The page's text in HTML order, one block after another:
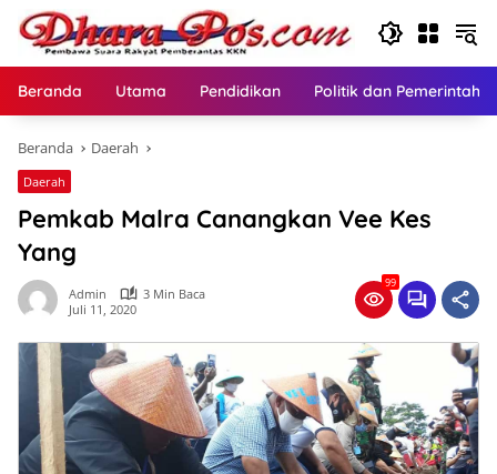
Langsung
konten
Beranda Utama Pendidikan Politik dan
Beranda Daerah
Daerah
Pemkab Malra Canangkan Vee Kes
Yang
Admin
3 Min Baca
Juli 11, 2020
99